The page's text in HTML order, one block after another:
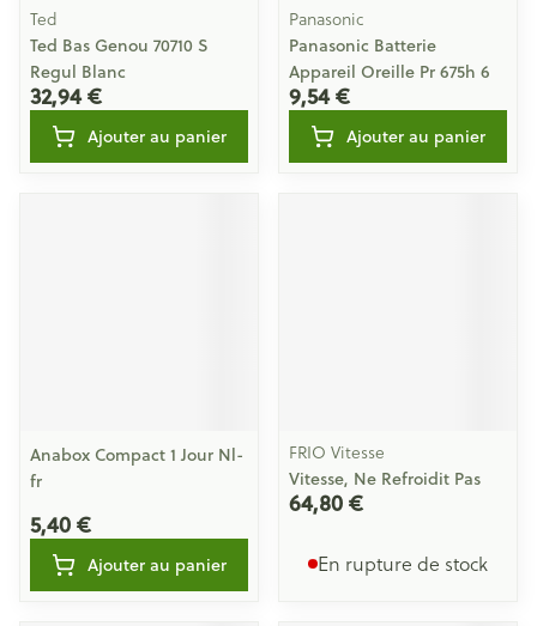
Ted
Ted Bas Genou 70710 S
Regul Blanc
32,94 €
Ajouter au panier
Panasonic
Panasonic Batterie
Appareil Oreille Pr 675h 6
9,54 €
Ajouter au panier
Anabox Compact 1 Jour Nl-
fr
5,40 €
Ajouter au panier
FRIO Vitesse
Vitesse, Ne Refroidit Pas
64,80 €
En rupture de stock